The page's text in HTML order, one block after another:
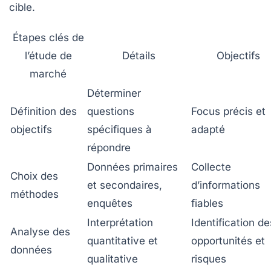
cible.
Étapes clés de
l’étude de
marché
Détails Objectifs
Définition des
objectifs
Déterminer
questions
spécifiques à
répondre
Focus précis et
adapté
Choix des
méthodes
Données primaires
et secondaires,
enquêtes
Collecte
d’informations
fiables
Analyse des
données
Interprétation
quantitative et
qualitative
Identification
opportunités et
risques